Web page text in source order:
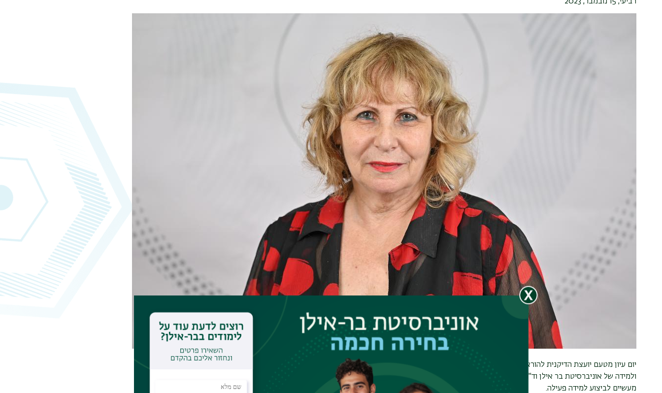
יום עיון מטעם יועצת הדיקנית להוראה חדשנית, ד"ר נעמי דיקמן, התקיימה היום (15 נובמבר 2023) בשיתוף עם האגף להוראה
ולמידה של אוניברסיטת בר אילן וד"ר יוסי בן ציון מהמחלקה לפיסיקה. מטרת המפגש, שהיה באמצאות זום, היתה להציג היבטים
מעשיים לביצוע למידה פעילה.